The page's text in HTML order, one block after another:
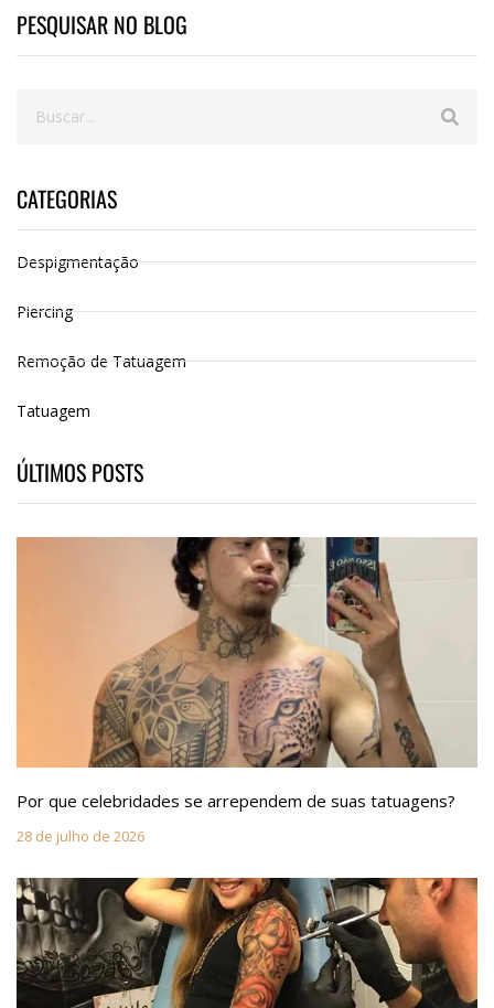
PESQUISAR NO BLOG
CATEGORIAS
Despigmentação
Piercing
Remoção de Tatuagem
Tatuagem
ÚLTIMOS POSTS
Por que celebridades se arrependem de suas tatuagens?
28 de julho de 2026